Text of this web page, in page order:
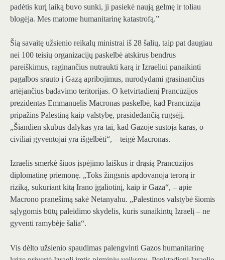
padėtis kurį laiką buvo sunki, ji pasiekė naują gelmę ir toliau
blogėja. Mes matome humanitarinę katastrofą.”
Šią savaitę užsienio reikalų ministrai iš 28 šalių, taip pat daugiau
nei 100 teisių organizacijų paskelbė atskirus bendrus
pareiškimus, raginančius nutraukti karą ir Izraeliui panaikinti
pagalbos srauto į Gazą apribojimus, nurodydami grasinančius
artėjančius badavimo teritorijas. O ketvirtadienį Prancūzijos
prezidentas Emmanuelis Macronas paskelbė, kad Prancūzija
pripažins Palestiną kaip valstybę, prasidedančią rugsėjį.
„Šiandien skubus dalykas yra tai, kad Gazoje sustoja karas, o
civiliai gyventojai yra išgelbėti“, – teigė Macronas.
Izraelis smerkė šiuos įspėjimo laiškus ir drąsią Prancūzijos
diplomatinę priemonę. „Toks žingsnis apdovanoja terorą ir
riziką, sukuriant kitą Irano įgaliotinį, kaip ir Gaza“, – apie
Macrono pranešimą sakė Netanyahu. „Palestinos valstybė šiomis
sąlygomis būtų paleidimo skydelis, kuris sunaikintų Izraelį – ne
gyventi ramybėje šalia“.
Vis dėlto užsienio spaudimas palengvinti Gazos humanitarinę